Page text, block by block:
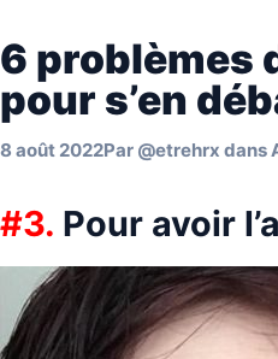
6 problèmes
pour s’en
8 août 2022Par @etrehrx dans
#3. Pour avoir